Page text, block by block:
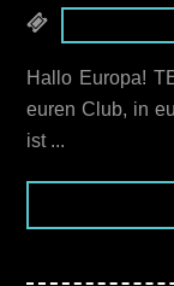
Hallo Europa!
euren Club, in
ist ...